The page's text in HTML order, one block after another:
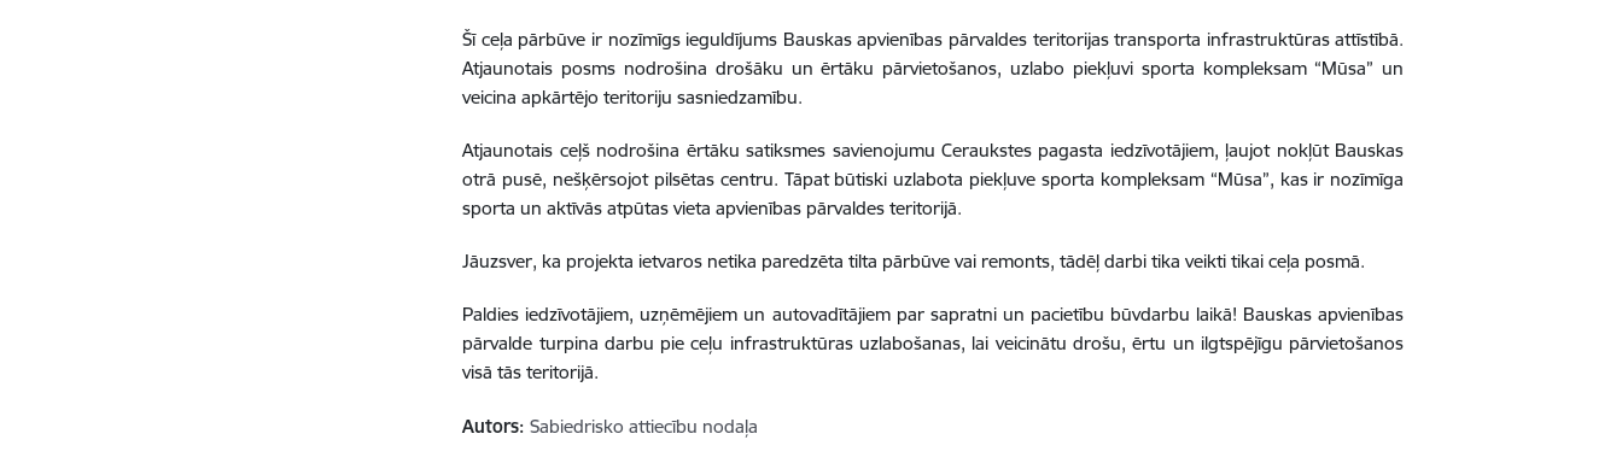
Šī ceļa pārbūve ir nozīmīgs ieguldījums Bauskas apvienības pārvaldes teritorijas transporta infrastruktūras attīstībā.
Atjaunotais posms nodrošina drošāku un ērtāku pārvietošanos, uzlabo piekļuvi sporta kompleksam “Mūsa” un
veicina apkārtējo teritoriju sasniedzamību.
Atjaunotais ceļš nodrošina ērtāku satiksmes savienojumu Ceraukstes pagasta iedzīvotājiem, ļaujot nokļūt Bauskas
otrā pusē, nešķērsojot pilsētas centru. Tāpat būtiski uzlabota piekļuve sporta kompleksam “Mūsa”, kas ir nozīmīga
sporta un aktīvās atpūtas vieta apvienības pārvaldes teritorijā.
Jāuzsver, ka projekta ietvaros netika paredzēta tilta pārbūve vai remonts, tādēļ darbi tika veikti tikai ceļa posmā.
Paldies iedzīvotājiem, uzņēmējiem un autovadītājiem par sapratni un pacietību būvdarbu laikā! Bauskas apvienības
pārvalde turpina darbu pie ceļu infrastruktūras uzlabošanas, lai veicinātu drošu, ērtu un ilgtspējīgu pārvietošanos
visā tās teritorijā.
Autors: Sabiedrisko attiecību nodaļa